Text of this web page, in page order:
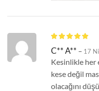
C** A** – 17
Kesinlikle her
kese değil
olacağını